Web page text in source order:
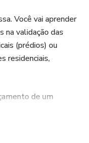
Você vai aprender
na validação das
(prédios) ou
residenciais,
de um
se elas estão